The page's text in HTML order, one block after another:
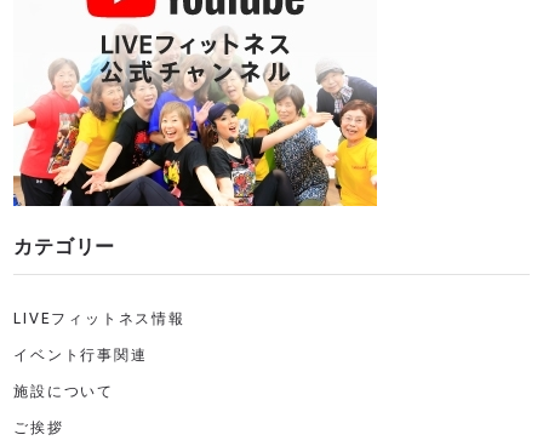
カテゴリー
LIVEフィットネス情報
イベント行事関連
施設について
ご挨拶